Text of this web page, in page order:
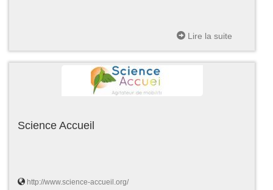
Lire la suite
Science Accueil
http://www.science-accueil.org/